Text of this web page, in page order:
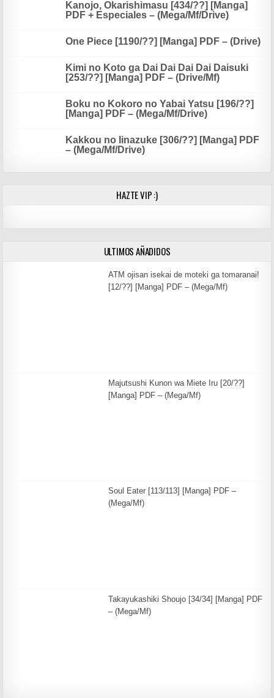
Kanojo, Okarishimasu [434/??] [Manga]
PDF + Especiales – (Mega/Mf/Drive)
One Piece [1190/??] [Manga] PDF – (Drive)
Kimi no Koto ga Dai Dai Dai Dai Daisuki
[253/??] [Manga] PDF – (Drive/Mf)
Boku no Kokoro no Yabai Yatsu [196/??]
[Manga] PDF – (Mega/Mf/Drive)
Kakkou no Iinazuke [306/??] [Manga] PDF
– (Mega/Mf/Drive)
HAZTE VIP :)
ULTIMOS AÑADIDOS
ATM ojisan isekai de moteki ga tomaranai!
[12/??] [Manga] PDF – (Mega/Mf)
Majutsushi Kunon wa Miete Iru [20/??]
[Manga] PDF – (Mega/Mf)
Soul Eater [113/113] [Manga] PDF –
(Mega/Mf)
Takayukashiki Shoujo [34/34] [Manga] PDF
– (Mega/Mf)